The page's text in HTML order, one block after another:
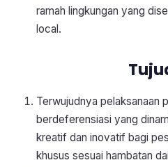
ramah lingkungan yang
local.
Terwujudnya pelaksanaan
berdeferensiasi yang
kreatif dan inovatif bagi
khusus sesuai hambatan